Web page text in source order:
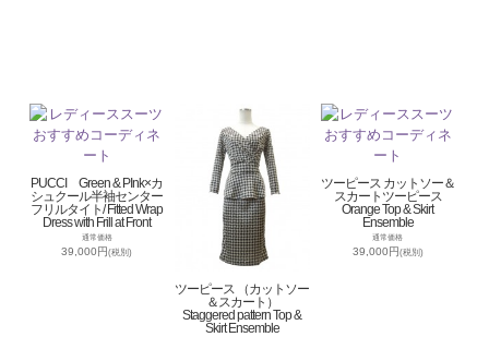
PUCCI Green & PInk×カ
シュクール半袖センター
フリルタイト/ Fitted Wrap
Dress with Frill at Front
通常価格
39,000円(税別)
ツーピース （カットソー
＆スカート）
Staggered pattern Top &
Skirt Ensemble
ツーピース カットソー＆
スカートツーピース
Orange Top & Skirt
Ensemble
通常価格
39,000円(税別)